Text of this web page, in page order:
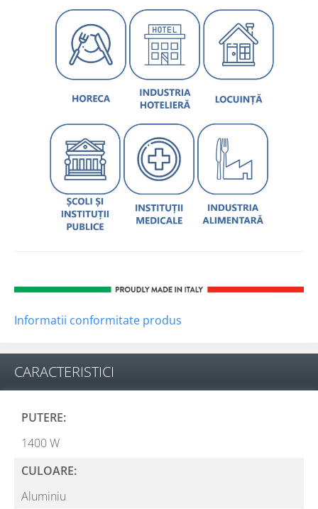
Informatii conformitate produs
CARACTERISTICI
PUTERE:
1400 W
CULOARE:
Aluminiu